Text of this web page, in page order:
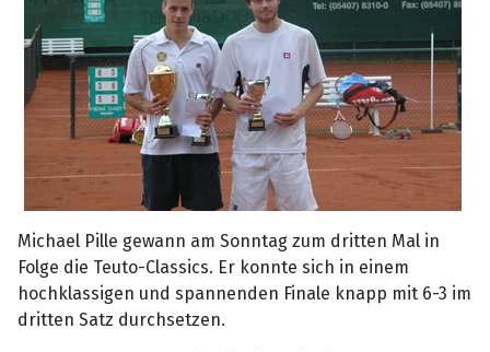
Michael Pille gewann am Sonntag zum dritten Mal in
Folge die Teuto-Classics. Er konnte sich in einem
hochklassigen und spannenden Finale knapp mit 6-3 im
dritten Satz durchsetzen.